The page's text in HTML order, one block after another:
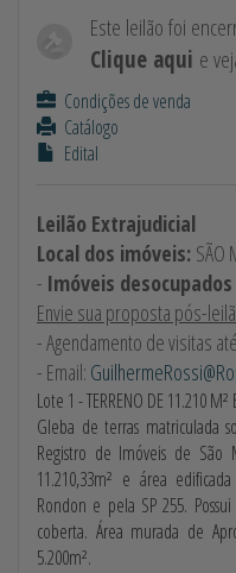
Este leilão foi
Clique aqui e
Condições de venda
Catálogo
Edital
Leilão Extrajudicial
Local dos imóveis: SÃO
- Imóveis desocupados
Envie sua proposta pós-
- Agendamento de visitas
- Email:
Lote 1 - TERRENO DE 11.210
Gleba de terras matriculada
Registro de Imóveis de
11.210,33m² e área
Rondon e pela SP 255.
coberta. Área murada de
5.200m².